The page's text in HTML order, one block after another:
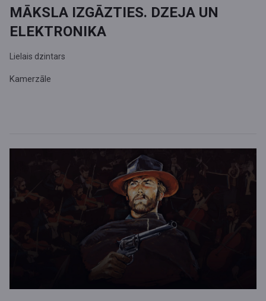
MĀKSLA IZGĀZTIES. DZEJA UN
ELEKTRONIKA
Lielais dzintars
Kamerzāle